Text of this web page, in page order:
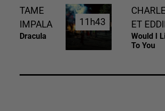
TAME
IMPALA
Dracula
11h43
11h43
ET
Would I
To You